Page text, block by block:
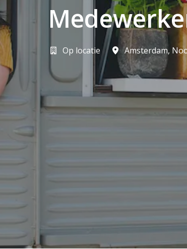
Op locatie Amsterdam,